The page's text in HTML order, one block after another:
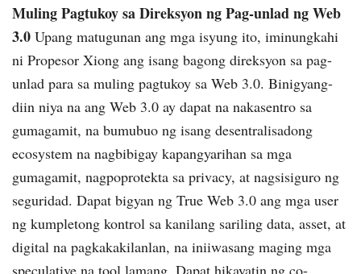
Muling Pagtukoy sa Direksyon ng Pag-unlad ng Web
3.0 Upang matugunan ang mga isyung ito, iminungkahi
ni Propesor Xiong ang isang bagong direksyon sa pag-
unlad para sa muling pagtukoy sa Web 3.0. Binigyang-
diin niya na ang Web 3.0 ay dapat na nakasentro sa
gumagamit, na bumubuo ng isang desentralisadong
ecosystem na nagbibigay kapangyarihan sa mga
gumagamit, nagpoprotekta sa privacy, at nagsisiguro ng
seguridad. Dapat bigyan ng True Web 3.0 ang mga user
ng kumpletong kontrol sa kanilang sariling data, asset, at
digital na pagkakakilanlan, na iniiwasang maging mga
speculative na tool lamang. Dapat hikayatin ng co-